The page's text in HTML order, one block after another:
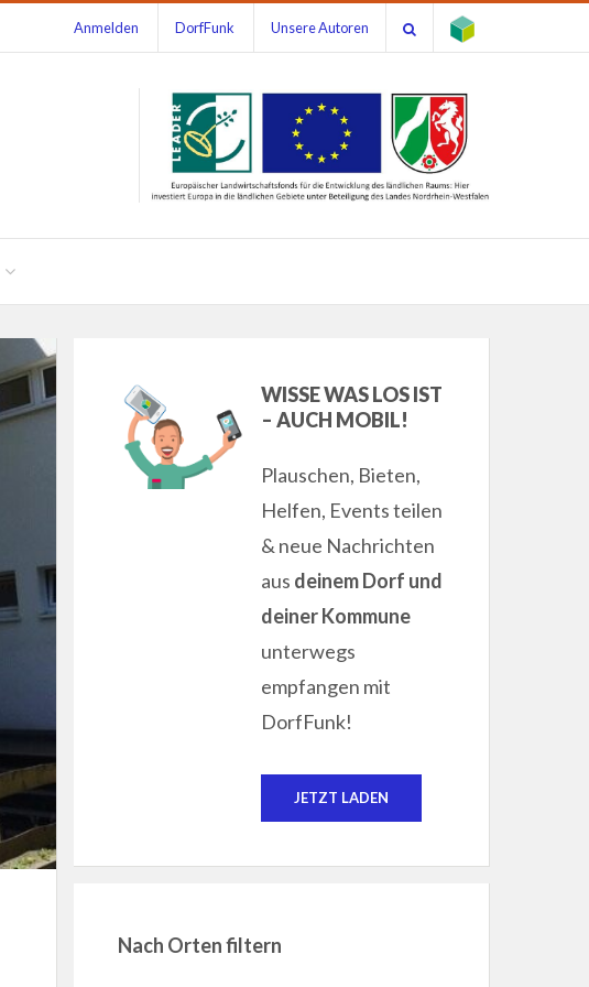
Anmelden DorfFunk Unsere Autoren
WISSE WAS LOS IST
– AUCH MOBIL!
Plauschen, Bieten,
Helfen, Events teilen
& neue Nachrichten
aus deinem Dorf und
deiner Kommune
unterwegs
empfangen mit
DorfFunk!
JETZT LADEN
Nach Orten filtern